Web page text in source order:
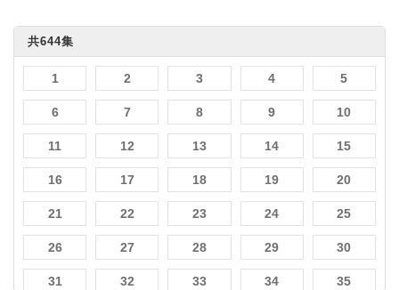
共644集
1 2 3 4 5
6 7 8 9 10
11 12 13 14 15
16 17 18 19 20
21 22 23 24 25
26 27 28 29 30
31 32 33 34 35